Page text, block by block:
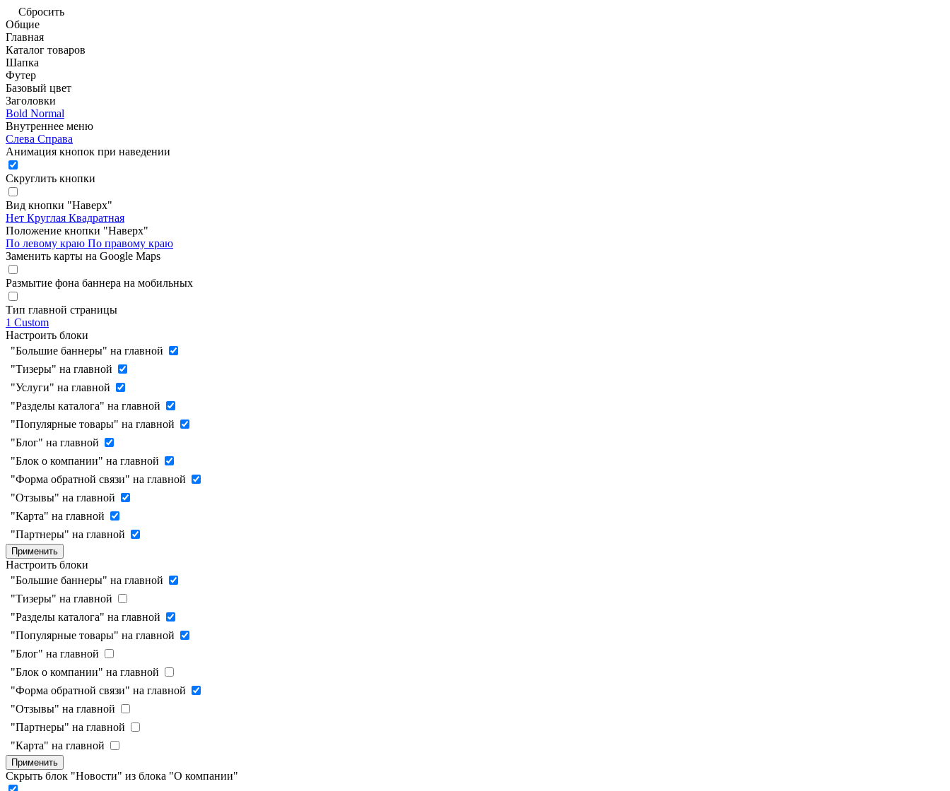
Сбросить
Общие
Главная
Каталог товаров
Шапка
Футер
Базовый цвет
Заголовки
Bold Normal
Внутреннее меню
Слева Справа
Анимация кнопок при наведении
Скруглить кнопки
Вид кнопки "Наверх"
Нет Круглая Квадратная
Положение кнопки "Наверх"
По левому краю По правому краю
Заменить карты на Google Maps
Размытие фона баннера на мобильных
Тип главной страницы
1 Custom
Настроить блоки
"Большие баннеры" на главной
"Тизеры" на главной
"Услуги" на главной
"Разделы каталога" на главной
"Популярные товары" на главной
"Блог" на главной
"Блок о компании" на главной
"Форма обратной связи" на главной
"Отзывы" на главной
"Карта" на главной
"Партнеры" на главной
Применить
Настроить блоки
"Большие баннеры" на главной
"Тизеры" на главной
"Разделы каталога" на главной
"Популярные товары" на главной
"Блог" на главной
"Блок о компании" на главной
"Форма обратной связи" на главной
"Отзывы" на главной
"Партнеры" на главной
"Карта" на главной
Применить
Скрыть блок "Новости" из блока "О компании"